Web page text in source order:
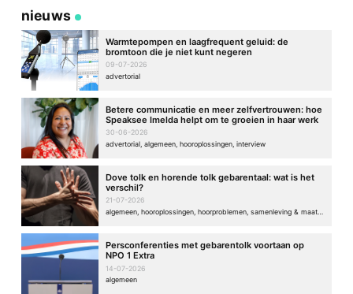
nieuws
Warmtepompen en laagfrequent geluid: de
bromtoon die je niet kunt negeren
09-07-2026
advertorial
Betere communicatie en meer zelfvertrouwen: hoe
Speaksee Imelda helpt om te groeien in haar werk
30-06-2026
advertorial, algemeen, hooroplossingen, interview
Dove tolk en horende tolk gebarentaal: wat is het
verschil?
21-07-2026
Persconferenties met gebarentolk voortaan op
NPO 1 Extra
14-07-2026
algemeen